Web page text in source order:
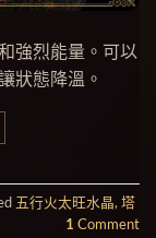
強烈能量。可以
狀態降溫。
五行火太旺水晶, 塔
1 Comment